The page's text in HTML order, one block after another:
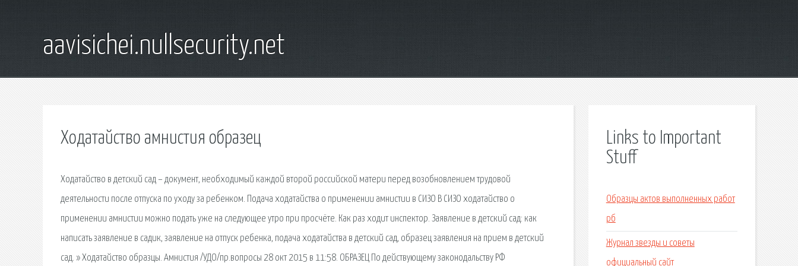
aavisichei.nullsecurity.net
Ходатайство амнистия образец
Ходатайство в детский сад – документ, необходимый каждой второй российской матери перед возобновлением трудовой
деятельности после отпуска по уходу за ребенком. Подача ходатайства о применении амнистии в СИЗО В СИЗО ходатайство о
применении амнистии можно подать уже на следующее утро при просчёте. Как раз ходит инспектор. Заявление в детский сад: как
написать заявление в садик, заявление на отпуск ребенка, подача ходатайства в детский сад, образец заявления на прием в детский
сад. » Ходатайство образцы. Амнистия /УДО/пр.вопросы 28 окт 2015 в 11:58. ОБРАЗЕЦ По действующему законодальству РФ
Links to Important
Stuff
Образцы актов выполненных работ
рб
Журнал звезды и советы
официальный сайт